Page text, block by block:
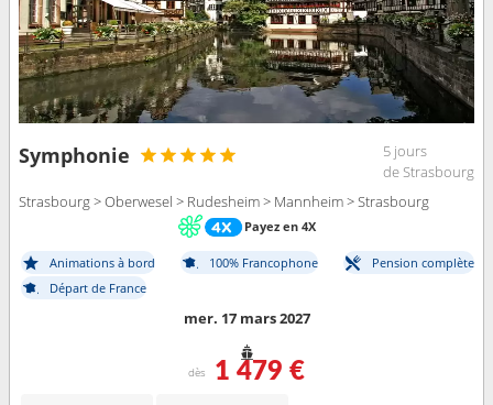
Symphonie
5 jours
de Strasbourg
Strasbourg > Oberwesel > Rudesheim > Mannheim > Strasbourg
Payez en 4X
Animations à bord 100% Francophone
Pension complète
Départ de France
mer. 17 mars 2027
dès 1 479 €